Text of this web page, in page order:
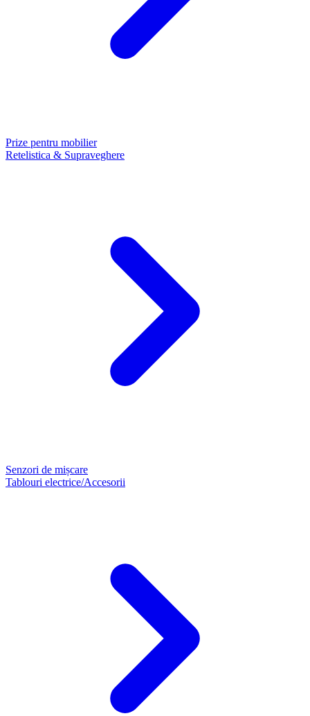
Prize pentru mobilier
Retelistica & Supraveghere
Senzori de mișcare
Tablouri electrice/Accesorii